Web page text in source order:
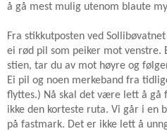
å gå mest mulig utenom blaute
Fra stikkutposten ved
ei rød pil som peiker mot venstre.
stien, tar du av mot høyre og
Ei pil og noen merkeband fra
flyttes.) Nå skal det være lett å gå
ikke den korteste ruta. Vi går i en
på fastmark. Det er ikke lett å